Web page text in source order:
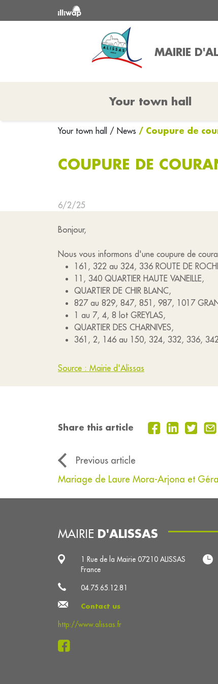
MAIRIE
Your town hall
Your town hall / News / Coupure de
COUPURE DE
6/2/25
Bonjour,
Nous vous informons d'une coupure de
161, 322 au 324, 336 ROUTE DE
11, 340 QUARTIER HAUTE VANEILLE,
QUARTIER DE CHIR BLANC,
827 au 829, 847, 851, 987, 1017
1 au 7, 4, 8 lot GREYLAS,
QUARTIER DES CHARNIVES,
361, 2, 146 au 150, 324, 332, 336, 342
Source : Mairie d'Alissas
Share this article
Previous article
Mariage de Laure Mora-Arjona et
MAIRIE D'ALISSAS
1 Rue de la Mairie 07210 ALISSAS
France
04.75.65.12.81
Contact us
http://www.alissas.fr